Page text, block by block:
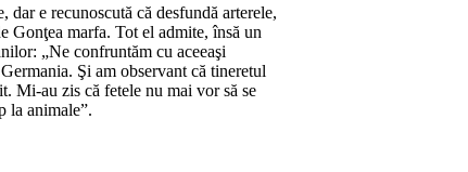
dar e recunoscută că desfundă arterele,
Gonţea marfa. Tot el admite, însă un
„Ne confruntăm cu aceeaşi
Şi am observant că tineretul
Mi-au zis că fetele nu mai vor să se
la animale”.